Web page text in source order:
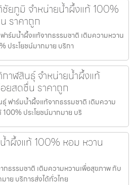
ยภูมิ จำหน่ายน้ำผึ้งแท้ 100%
ราคาถูก
ร์มน้ำผึ้งแท้จากธรรมชาติ เติมความหวาน
ประโยชน์มากมาย บริกา
าฬสินธุ์ จำหน่ายน้ำผึ้งแท้
ยสดชื่น ราคาถูก
ฟาร์มน้ำผึ้งแท้จากธรรมชาติ เติมความ
ประโยชน์มากมาย บริ
ำผึ้งแท้ 100% หอม หวาน
ธรรมชาติ เติมความหวานเพื่อสุขภาพ กับ
าย บริการส่งได้ทั่วไทย